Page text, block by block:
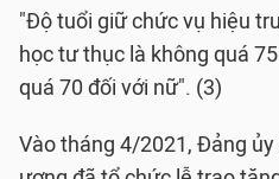
"Độ tuổi giữ chức vụ hiệu
học tư thục là không quá
quá 70 đối với nữ". (3)
Vào tháng 4/2021, Đảng